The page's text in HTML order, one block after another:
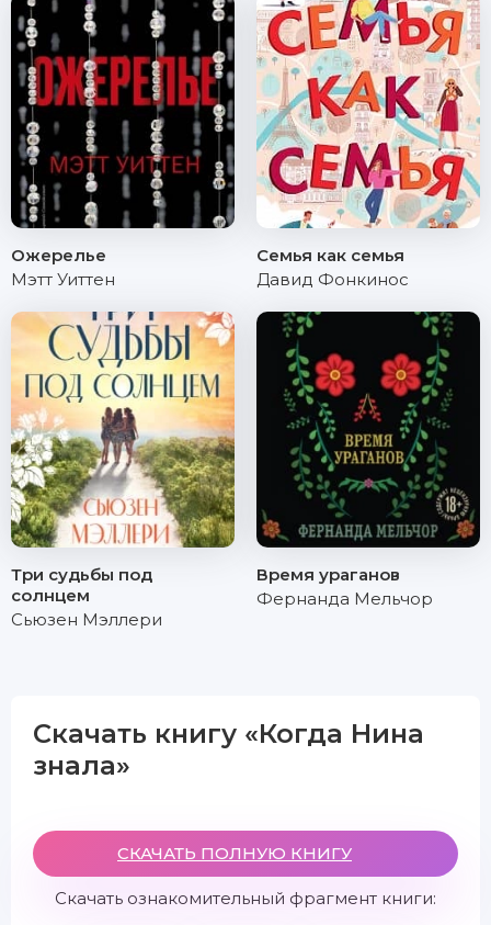
Ожерелье
Мэтт Уиттен
Семья как семья
Давид Фонкинос
Три судьбы под
солнцем
Сьюзен Мэллери
Время ураганов
Фернанда Мельчор
Скачать книгу «Когда Нина
знала»
СКАЧАТЬ ПОЛНУЮ КНИГУ
Скачать ознакомительный фрагмент книги: